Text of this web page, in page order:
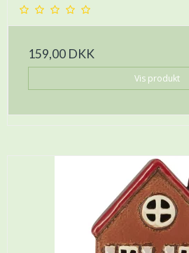
159,00 DKK
Vis produkt